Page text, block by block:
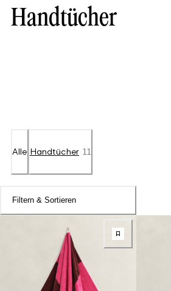
Handtücher
Alle Handtücher 11
Filtern & Sortieren